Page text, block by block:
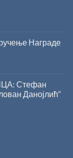
Награде
Стефан
Данојлић“